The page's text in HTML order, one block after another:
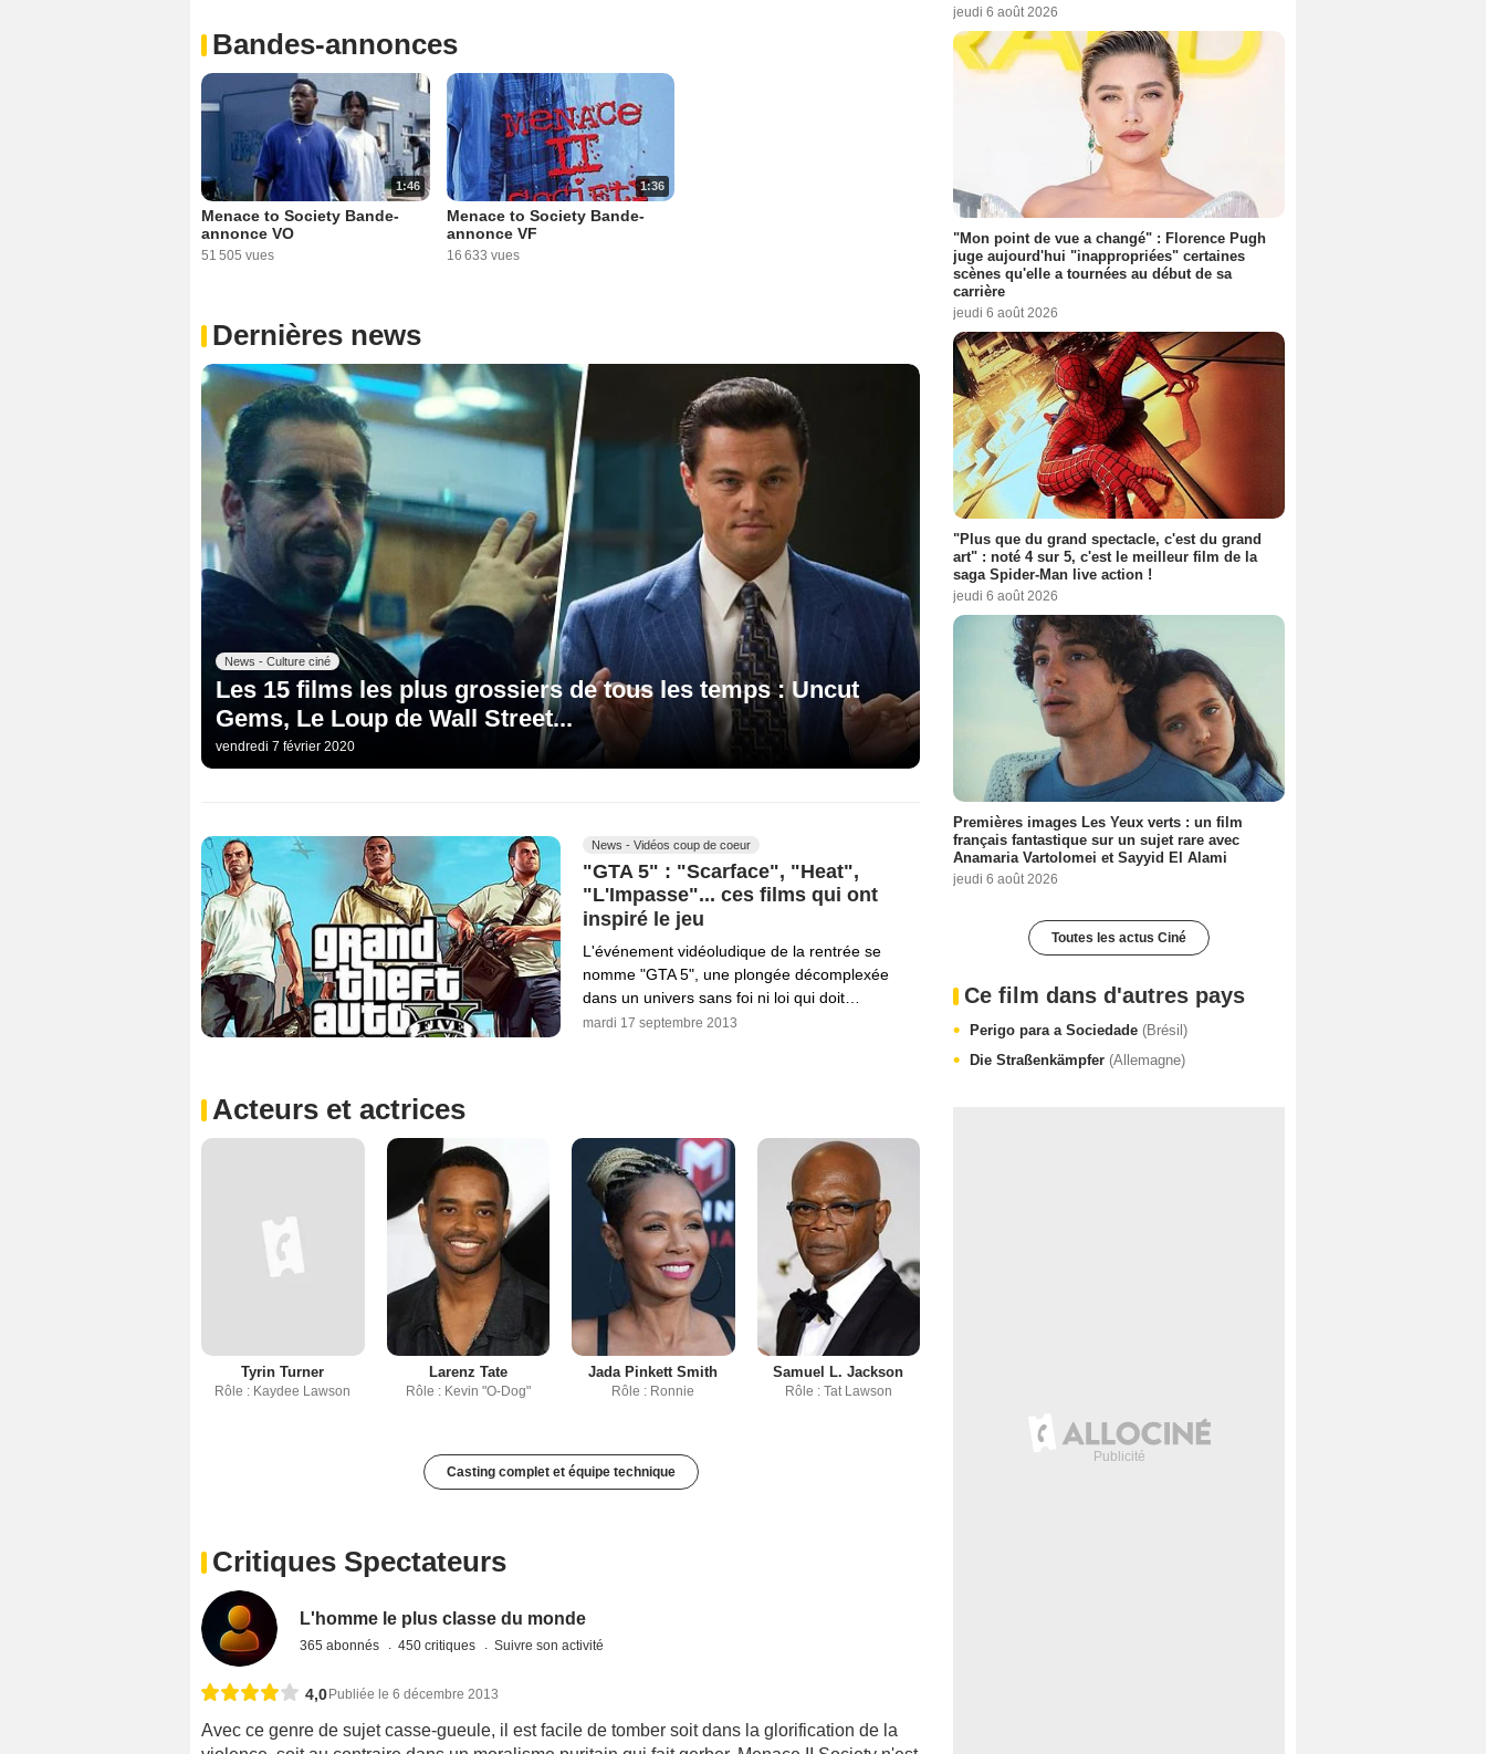
Bandes-annonces
1:46
Menace to Society Bande-
annonce VO
51 505 vues
1:36
Menace to Society Bande-
annonce VF
16 633 vues
Dernières news
News - Culture ciné
Les 15 films les plus grossiers de tous les temps : Uncut
Gems, Le Loup de Wall Street...
vendredi 7 février 2020
News - Vidéos coup de coeur
"GTA 5" : "Scarface", "Heat",
"L'Impasse"... ces films qui ont
inspiré le jeu
L'événement vidéoludique de la rentrée se
nomme "GTA 5", une plongée décomplexée
dans un univers sans foi ni loi qui doit…
mardi 17 septembre 2013
Acteurs et actrices
Tyrin Turner
Rôle : Kaydee Lawson
Larenz Tate
Rôle : Kevin "O-Dog"
Jada Pinkett Smith
Rôle : Ronnie
Samuel L. Jackson
Rôle : Tat Lawson
Casting complet et équipe technique
Critiques Spectateurs
L'homme le plus classe du monde
365 abonnés 450 critiques Suivre son activité
4,0 Publiée le 6 décembre 2013
Avec ce genre de sujet casse-gueule, il est facile de tomber soit dans la glorification de la
jeudi 6 août 2026
"Mon point de vue a changé" : Florence Pugh
juge aujourd'hui "inappropriées" certaines
scènes qu'elle a tournées au début de sa
carrière
jeudi 6 août 2026
"Plus que du grand spectacle, c'est du grand
art" : noté 4 sur 5, c'est le meilleur film de la
saga Spider-Man live action !
jeudi 6 août 2026
Premières images Les Yeux verts : un film
français fantastique sur un sujet rare avec
Anamaria Vartolomei et Sayyid El Alami
jeudi 6 août 2026
Toutes les actus Ciné
Ce film dans d'autres pays
Perigo para a Sociedade (Brésil)
Die Straßenkämpfer (Allemagne)